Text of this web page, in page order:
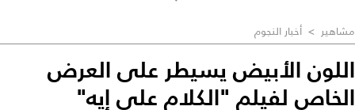
مشاهير > أخبار النجوم
اللون الأبيض يسيطر على العرض
الخاص لفيلم "الكلام على إيه"